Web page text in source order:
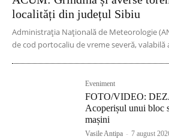
localități din județul Sibiu
Administrația Națională de Meteorologie
de cod portocaliu de vreme severă, valabilă
Eveniment
FOTO/VIDEO:
Acoperișul unui bloc
mașini
Vasile Antipa - 7 august